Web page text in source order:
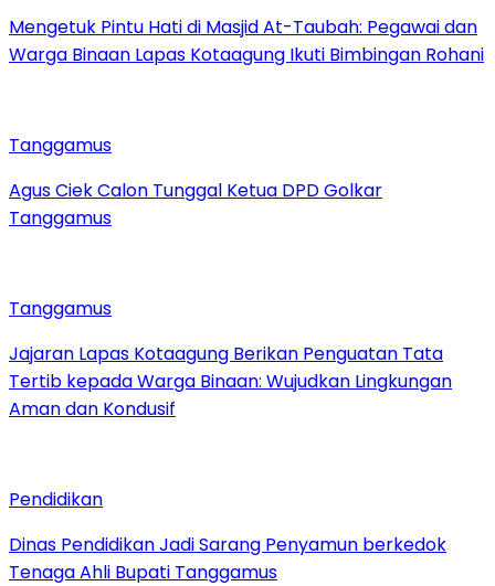
Mengetuk Pintu Hati di Masjid At-Taubah: Pegawai dan
Warga Binaan Lapas Kotaagung Ikuti Bimbingan Rohani
Tanggamus
Agus Ciek Calon Tunggal Ketua DPD Golkar
Tanggamus
Tanggamus
Jajaran Lapas Kotaagung Berikan Penguatan Tata
Tertib kepada Warga Binaan: Wujudkan Lingkungan
Aman dan Kondusif
Pendidikan
Dinas Pendidikan Jadi Sarang Penyamun berkedok
Tenaga Ahli Bupati Tanggamus